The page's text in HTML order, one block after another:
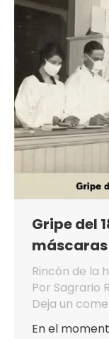
Gripe del
máscaras
Rincón de la
Por Sagrario
Deja un
En el